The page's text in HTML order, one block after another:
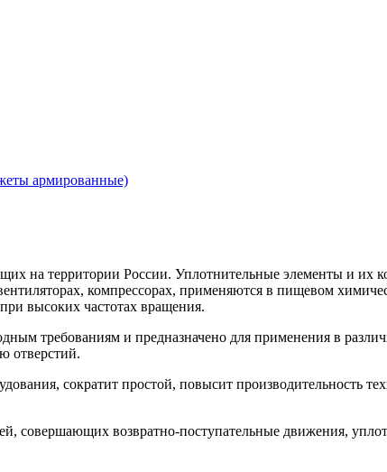
армированные)
на территории России. Уплотнительные элементы и их
компрессорах, применяются в пищевом
высоких частотах вращения.
требованиям и предназначено для применения в
отверстий.
сократит простой, повысит производительность
совершающих возвратно-поступательные движения,